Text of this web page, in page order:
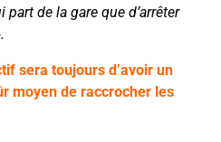
part de la gare que d’arrêter
sera toujours d’avoir un
moyen de raccrocher les